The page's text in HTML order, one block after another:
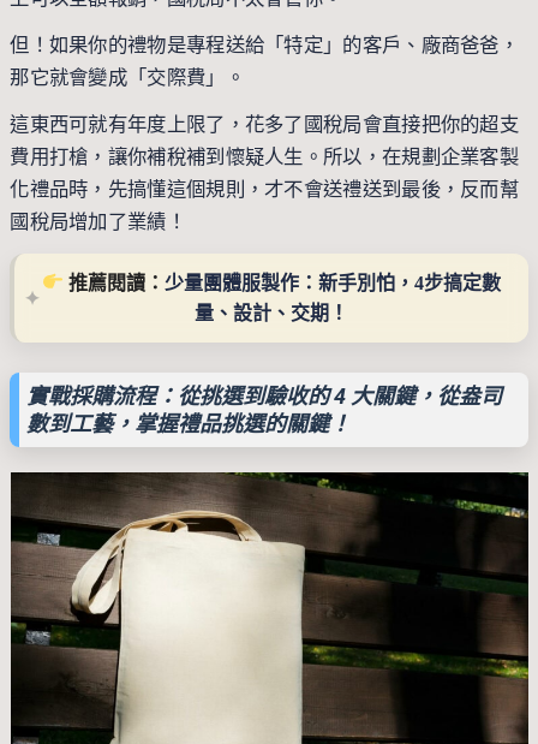
但！如果你的禮物是專程送給「特定」的客戶、廠商爸爸，
那它就會變成「交際費」。
這東西可就有年度上限了，花多了國稅局會直接把你的超支
費用打槍，讓你補稅補到懷疑人生。所以，在規劃企業客製
化禮品時，先搞懂這個規則，才不會送禮送到最後，反而幫
國稅局增加了業績！
推薦閱讀：少量團體服製作：新手別怕，4步搞定數
量、設計、交期！
實戰採購流程：從挑選到驗收的 4 大關鍵， 從盎司
數到工藝，掌握禮品挑選的關鍵！